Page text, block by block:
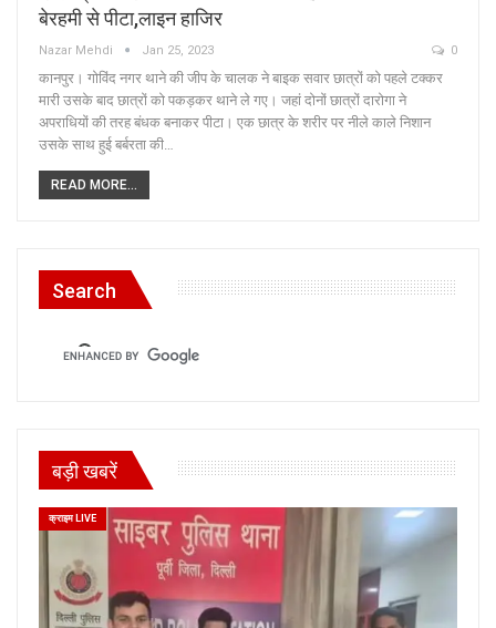
बेरहमी से पीटा,लाइन हाजिर
Nazar Mehdi Jan 25, 2023 0
कानपुर। गोविंद नगर थाने की जीप के चालक ने बाइक सवार छात्रों को पहले टक्कर
मारी उसके बाद छात्रों को पकड़कर थाने ले गए। जहां दोनों छात्रों दारोगा ने
अपराधियों की तरह बंधक बनाकर पीटा। एक छात्र के शरीर पर नीले काले निशान
उसके साथ हुई बर्बरता की…
READ MORE...
Search
बड़ी खबरें
क्राइम LIVE